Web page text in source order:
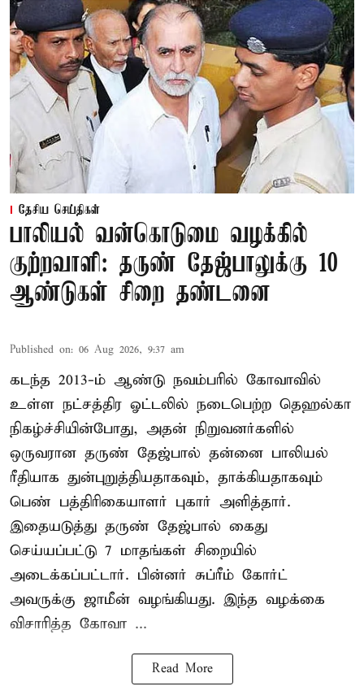
தேசிய செய்திகள்
பாலியல் வன்கொடுமை வழக்கில்
குற்றவாளி: தருண் தேஜ்பாலுக்கு 10
ஆண்டுகள் சிறை தண்டனை
Published on: 06 Aug 2026, 9:37 am
கடந்த 2013-ம் ஆண்டு நவம்பரில் கோவாவில்
உள்ள நட்சத்திர ஓட்டலில் நடைபெற்ற தெஹல்கா
நிகழ்ச்சியின்போது, அதன் நிறுவனர்களில்
ஒருவரான தருண் தேஜ்பால் தன்னை பாலியல்
ரீதியாக துன்புறுத்தியதாகவும், தாக்கியதாகவும்
பெண் பத்திரிகையாளர் புகார் அளித்தார்.
இதையடுத்து தருண் தேஜ்பால் கைது
செய்யப்பட்டு 7 மாதங்கள் சிறையில்
அடைக்கப்பட்டார். பின்னர் சுப்ரீம் கோர்ட்
அவருக்கு ஜாமீன் வழங்கியது. இந்த வழக்கை
விசாரித்த கோவா ...
Read More